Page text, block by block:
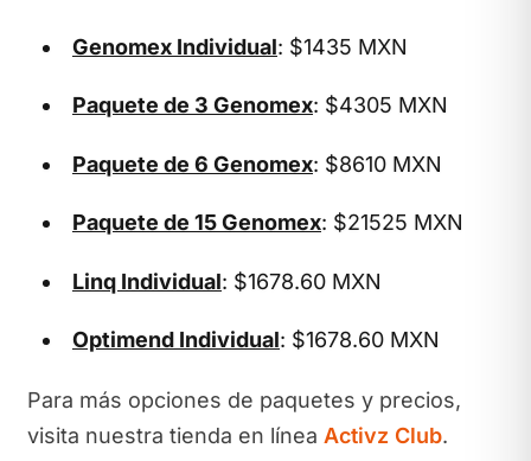
Genomex Individual: $1435 MXN
Paquete de 3 Genomex: $4305 MXN
Paquete de 6 Genomex: $8610 MXN
Paquete de 15 Genomex: $21525 MXN
Linq Individual: $1678.60 MXN
Optimend Individual: $1678.60 MXN
Para más opciones de paquetes y precios,
visita nuestra tienda en línea Activz Club.